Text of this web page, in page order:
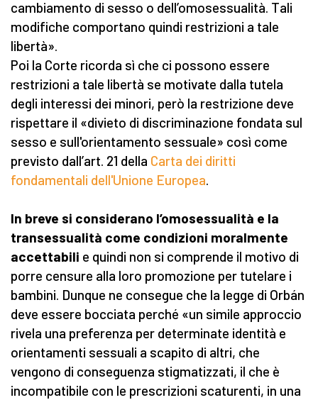
cambiamento di sesso o dell’omosessualità. Tali
modifiche comportano quindi restrizioni a tale
libertà».
Poi la Corte ricorda sì che ci possono essere
restrizioni a tale libertà se motivate dalla tutela
degli interessi dei minori, però la restrizione deve
rispettare il «divieto di discriminazione fondata sul
sesso e sull'orientamento sessuale» così come
previsto dall’art. 21 della Carta dei diritti
fondamentali dell'Unione Europea.
In breve si considerano l’omosessualità e la
transessualità come condizioni moralmente
accettabili e quindi non si comprende il motivo di
porre censure alla loro promozione per tutelare i
bambini. Dunque ne consegue che la legge di Orbán
deve essere bocciata perché «un simile approccio
rivela una preferenza per determinate identità e
orientamenti sessuali a scapito di altri, che
vengono di conseguenza stigmatizzati, il che è
incompatibile con le prescrizioni scaturenti, in una